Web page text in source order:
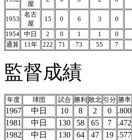
屋
1953
名古
屋
15 0 6 3 0
1954 中日 2 0 1 1 0
通算
11年 222 71 73 55 7
監督成績
年度 球団 試合 勝利 敗北 引分 勝率
1967 中日 10 8 2 0 .800
1981
中日 130 58 65 7 .472
1982
中日 130 64 47 19 .577